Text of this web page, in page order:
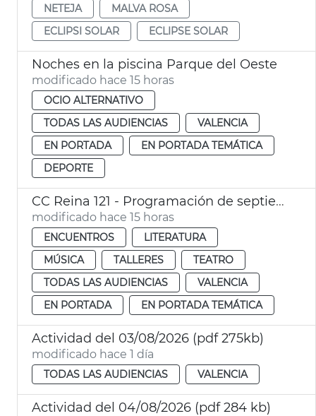
NETEJA
MALVA ROSA
ECLIPSI SOLAR
ECLIPSE SOLAR
Noches en la piscina Parque del Oeste
modificado hace 15 horas
OCIO ALTERNATIVO
TODAS LAS AUDIENCIAS
VALENCIA
EN PORTADA
EN PORTADA TEMÁTICA
DEPORTE
CC Reina 121 - Programación de septiembre
modificado hace 15 horas
ENCUENTROS
LITERATURA
MÚSICA
TALLERES
TEATRO
TODAS LAS AUDIENCIAS
VALENCIA
EN PORTADA
EN PORTADA TEMÁTICA
Actividad del 03/08/2026 (pdf 275kb)
modificado hace 1 día
TODAS LAS AUDIENCIAS VALENCIA
Actividad del 04/08/2026 (pdf 284 kb)